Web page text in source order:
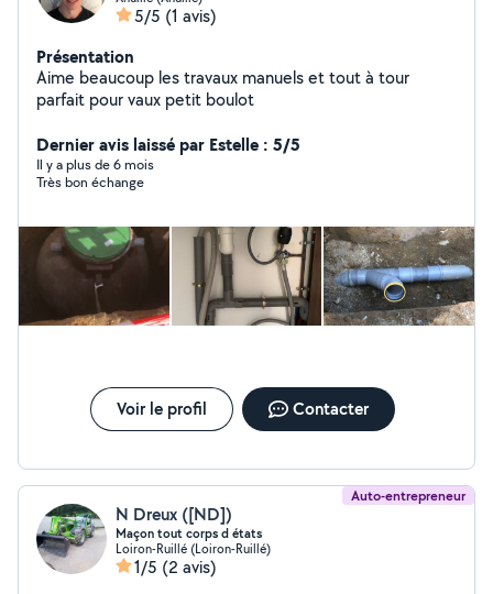
5/5 (1 avis)
Présentation
Aime beaucoup les travaux manuels et tout à tour
parfait pour vaux petit boulot
Dernier avis laissé par Estelle : 5/5
Il y a plus de 6 mois
Très bon échange
Voir le profil Contacter
Auto-entrepreneur
N Dreux ([ND])
Maçon tout corps d états
Loiron-Ruillé (Loiron-Ruillé)
1/5 (2 avis)